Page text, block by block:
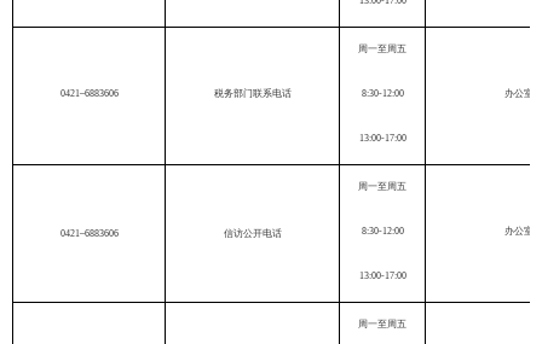
0421–6883606 税务部门联系电话
周一至周五
8:30-12:00
13:00-17:00
办公室
0421–6883606 信访公开电话
周一至周五
8:30-12:00
13:00-17:00
办公室
周一至周五